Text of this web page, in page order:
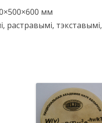
мм
растравымі, тэкставымі,